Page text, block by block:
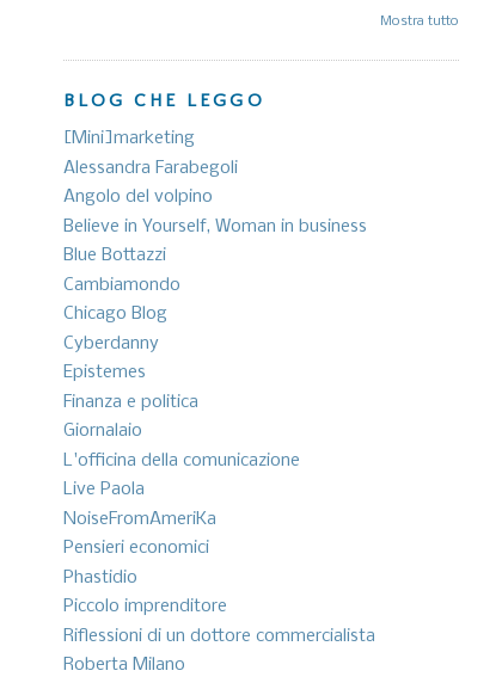
Mostra tutto
BLOG CHE LEGGO
[Mini]marketing
Alessandra Farabegoli
Angolo del volpino
Believe in Yourself, Woman in business
Blue Bottazzi
Cambiamondo
Chicago Blog
Cyberdanny
Epistemes
Finanza e politica
Giornalaio
L'officina della comunicazione
Live Paola
NoiseFromAmeriKa
Pensieri economici
Phastidio
Piccolo imprenditore
Riflessioni di un dottore commercialista
Roberta Milano